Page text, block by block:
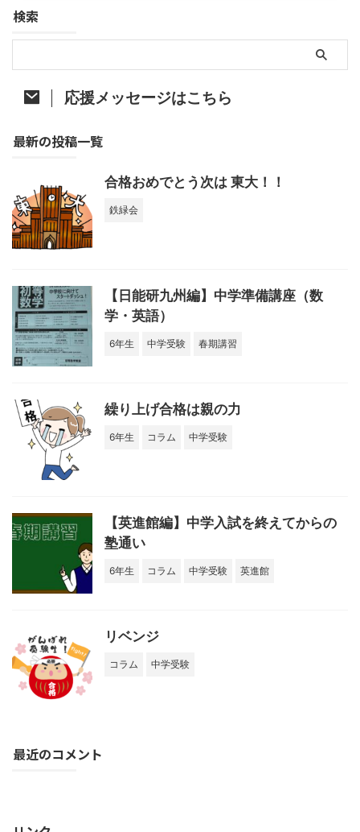
検索
応援メッセージはこちら
最新の投稿一覧
合格おめでとう次は 東大！！
鉄緑会
【日能研九州編】中学準備講座（数
学・英語）
6年生 中学受験 春期講習
繰り上げ合格は親の力
6年生 コラム 中学受験
【英進館編】中学入試を終えてからの
塾通い
6年生 コラム 中学受験 英進館
リベンジ
コラム 中学受験
最近のコメント